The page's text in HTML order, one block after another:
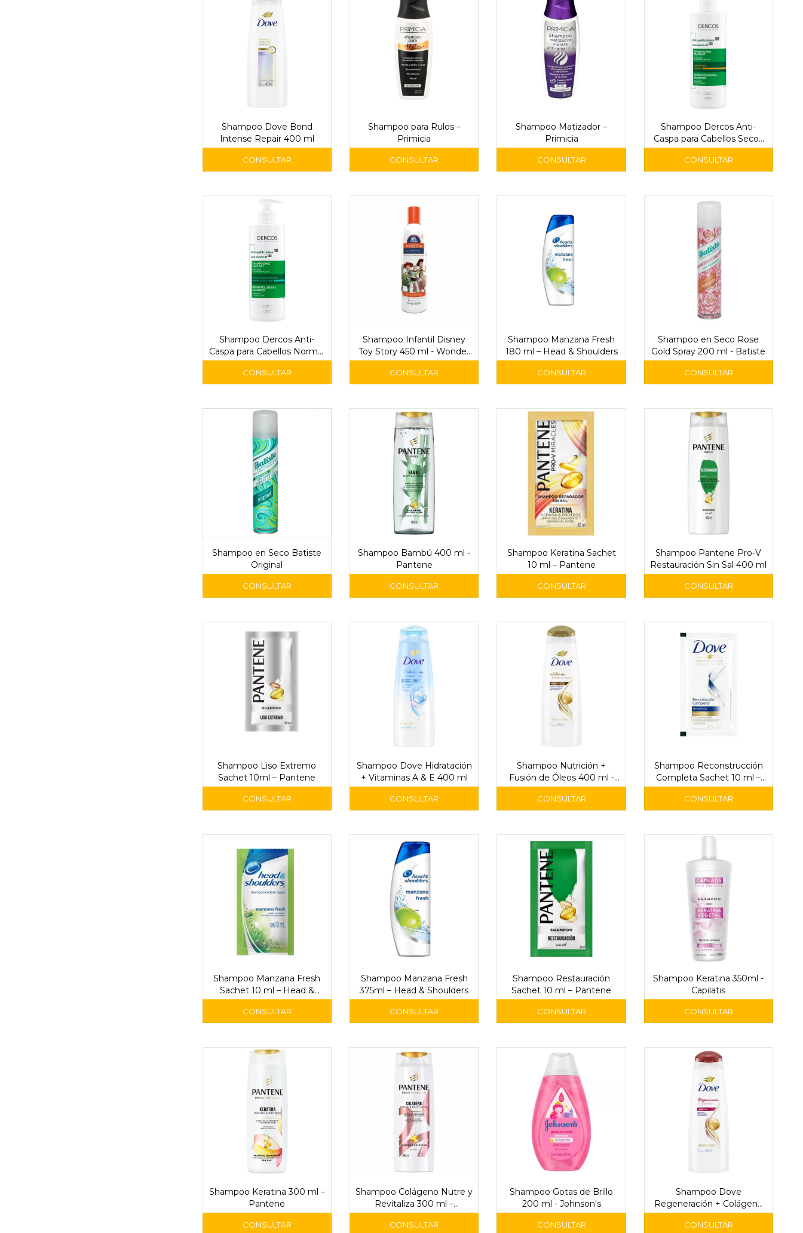
Shampoo Dove Bond
Intense Repair 400 ml
Shampoo para Rulos –
Primicia
Shampoo Matizador –
Primicia
Shampoo Dercos Anti-
Caspa para Cabellos Secos
390ml
Shampoo Dercos Anti-
Caspa para Cabellos Normal
a Graso 390ml
Shampoo Infantil Disney
Toy Story 450 ml - Wonder
Tex
Shampoo Manzana Fresh
180 ml – Head & Shoulders
Shampoo en Seco Rose
Gold Spray 200 ml - Batiste
Shampoo en Seco Batiste
Original
Shampoo Bambú 400 ml -
Pantene
Shampoo Keratina Sachet
10 ml – Pantene
Shampoo Pantene Pro-V
Restauración Sin Sal 400 ml
Shampoo Liso Extremo
Sachet 10ml – Pantene
Shampoo Dove Hidratación
+ Vitaminas A & E 400 ml
Shampoo Nutrición +
Fusión de Óleos 400 ml -
Dove
Shampoo Reconstrucción
Completa Sachet 10 ml –
Dove
Shampoo Manzana Fresh
Sachet 10 ml – Head &
Shoulders
Shampoo Manzana Fresh
375ml – Head & Shoulders
Shampoo Restauración
Sachet 10 ml – Pantene
Shampoo Keratina 350ml -
Capilatis
Shampoo Keratina 300 ml –
Pantene
Shampoo Colágeno Nutre y
Revitaliza 300 ml –
Pantene
Shampoo Gotas de Brillo
200 ml - Johnson's
Shampoo Dove
Regeneración + Colágeno
400 ml